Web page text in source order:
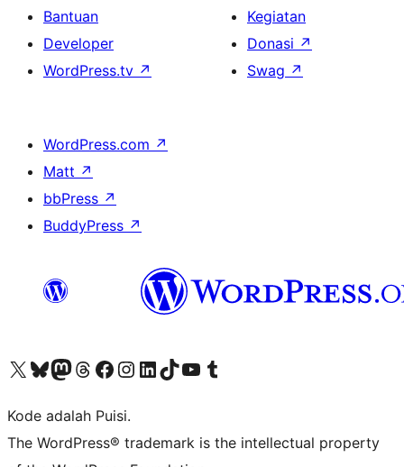
Bantuan
Developer
WordPress.tv ↗
Kegiatan
Donasi ↗
Swag ↗
WordPress.com ↗
Matt ↗
bbPress ↗
BuddyPress ↗
Kunjungi akun X (sebelumnya Twitter) kamiVisit our Bluesky account
Kunjungi akun Mastodon kami
Visit our Threads account
Kunjungi halaman Facebook kamiKunjungi akun Instagram kamiKunjungi akun LinkedIn kami
Visit our TikTok account
Kunjungi channel YouTube kamiVisit our Tumblr account
Kode adalah Puisi.
The WordPress® trademark is the intellectual property